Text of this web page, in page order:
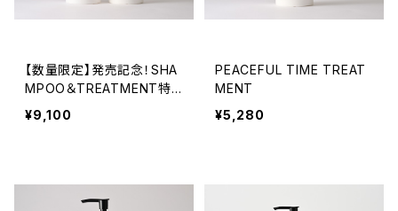
【数量限定】発売記念！SHA
MPOO＆TREATMENT特
別セット価格
¥9,100
PEACEFUL TIME TREAT
MENT
¥5,280